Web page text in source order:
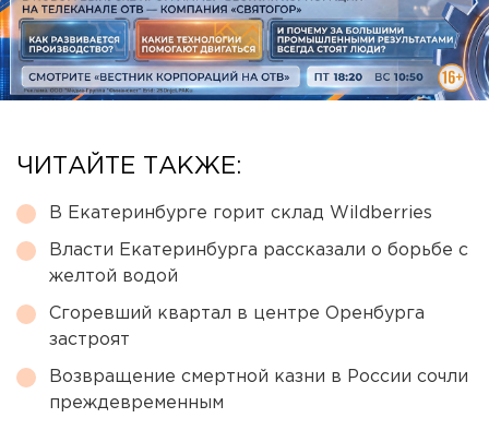
ЧИТАЙТЕ ТАКЖЕ:
В Екатеринбурге горит склад Wildberries
Власти Екатеринбурга рассказали о борьбе с
желтой водой
Сгоревший квартал в центре Оренбурга
застроят
Возвращение смертной казни в России сочли
преждевременным